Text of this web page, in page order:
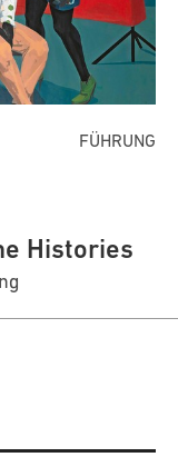
FÜHRUNG
Histories